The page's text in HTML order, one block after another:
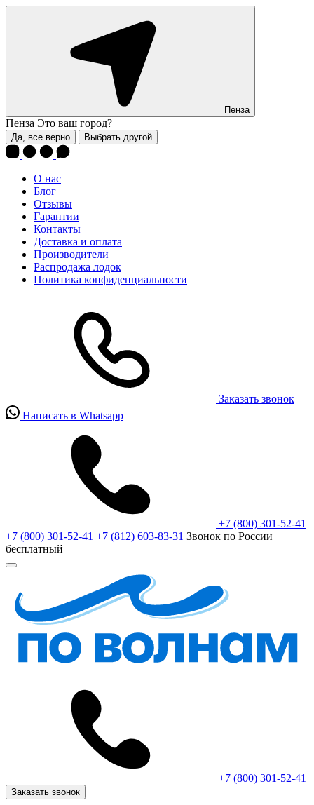
Пенза
Пенза Это ваш город?
Да, все верно Выбрать другой
О нас
Блог
Отзывы
Гарантии
Контакты
Доставка и оплата
Производители
Распродажа лодок
Политика конфиденциальности
Заказать звонок
Написать в Whatsapp
+7 (800) 301-52-41
+7 (800) 301-52-41 +7 (812) 603-83-31 Звонок по России
бесплатный
+7 (800) 301-52-41
Заказать звонок